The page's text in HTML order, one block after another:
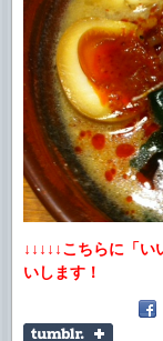
↓↓↓↓↓こちらに「
いします！